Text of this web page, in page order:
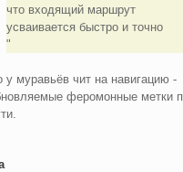
что входящий маршрут
усваивается быстро и точно
у муравьёв чит на навигацию -
феромонные метки